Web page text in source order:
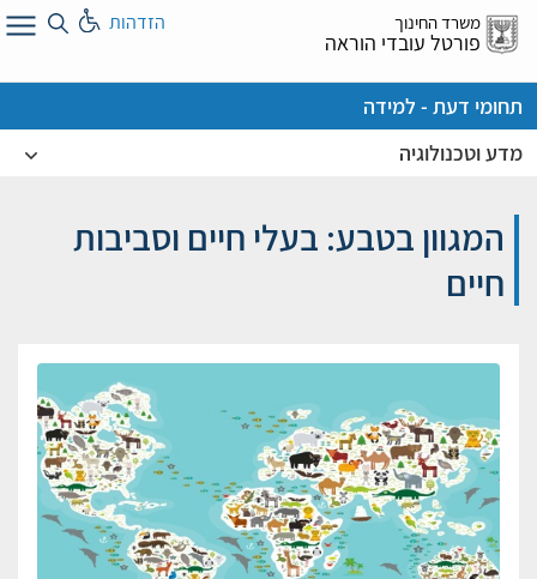
דלג
אל
משרד החינוך
פורטל עובדי הוראה
הזדהות
תחומי דעת - למידה
מדע וטכנולוגיה
המגוון בטבע: בעלי חיים וסביבות
חיים